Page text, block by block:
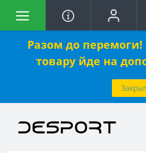
Разом до перемоги!
товару йде на